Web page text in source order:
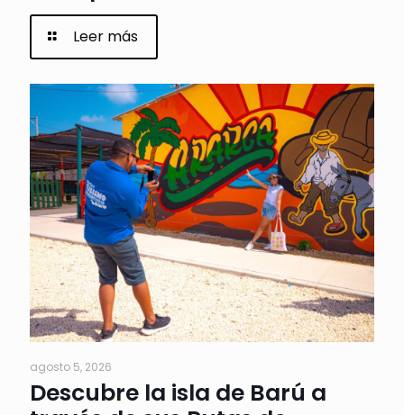
Leer más
agosto 5, 2026
Descubre la isla de Barú a